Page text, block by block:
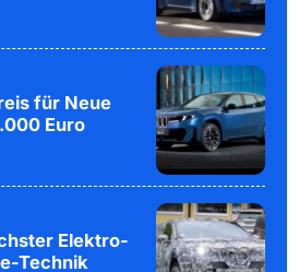
für Neue
Euro
Elektro-
Technik